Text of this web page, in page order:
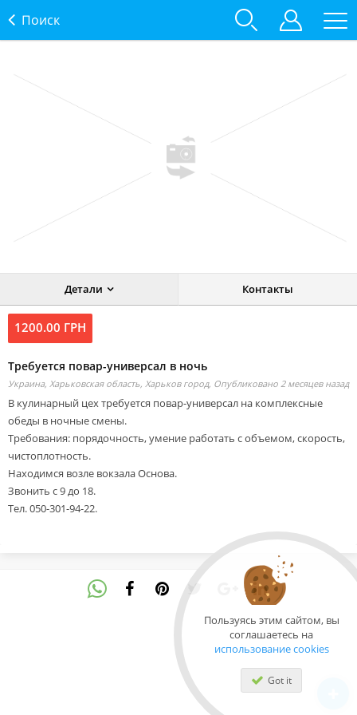
Пользуясь этим сайтом, вы
соглашаетесь на
использование cookies
Got it
Поиск
Детали Контакты
1200.00 ГРН
Требуется повар-универсал в ночь
Украина, Харьковская область, Харьков город, Опубликовано 2 месяцев назад
В кулинарный цех требуется повар-универсал на комплексные
обеды в ночные смены.
Требования: порядочность, умение работать с объемом, скорость,
чистоплотность.
Находимся возле вокзала Основа.
Звонить с 9 до 18.
Тел. 050-301-94-22.